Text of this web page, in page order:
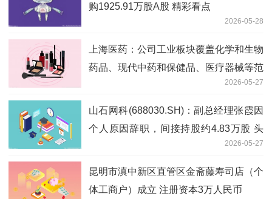
购1925.91万股A股 精彩看点
2026-05-28
上海医药：公司工业板块覆盖化学和生物
药品、现代中药和保健品、医疗器械等范
2026-05-27
山石网科(688030.SH)：副总经理张霞因
个人原因辞职，间接持股约4.83万股 头
2026-05-27
昆明市滇中新区直管区金斋藤寿司店（个
体工商户）成立 注册资本3万人民币